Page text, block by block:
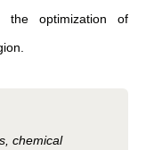
the optimization of
chemical